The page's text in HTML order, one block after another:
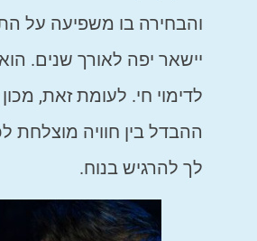
והבחירה בו משפיעה על
יישאר יפה לאורך שנים.
לדימוי חי. לעומת זאת,
ההבדל בין חוויה מוצלחת
לך להרגיש בנוח.